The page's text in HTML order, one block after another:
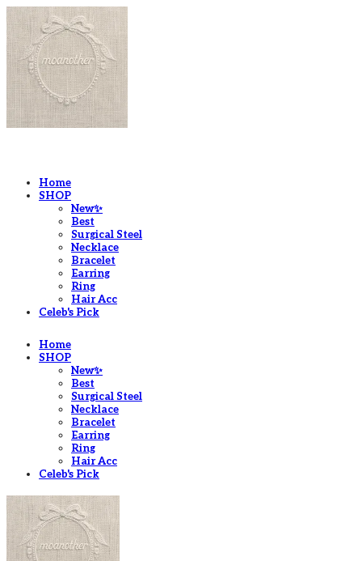
Home
SHOP
New✨
Best
Surgical Steel
Necklace
Bracelet
Earring
Ring
Hair Acc
Celeb's Pick
Home
SHOP
New✨
Best
Surgical Steel
Necklace
Bracelet
Earring
Ring
Hair Acc
Celeb's Pick